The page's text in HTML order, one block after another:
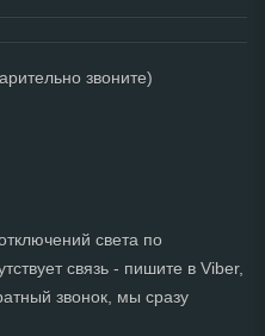
звоните)
света по
связь - пишите в Viber,
звонок, мы сразу